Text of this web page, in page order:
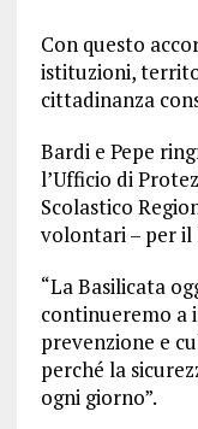
Con questo
istituzioni,
cittadinanza
Bardi e Pepe
l’Ufficio di
Scolastico
volontari – per
“La Basilicata
continueremo a
prevenzione e
perché la
ogni giorno”.